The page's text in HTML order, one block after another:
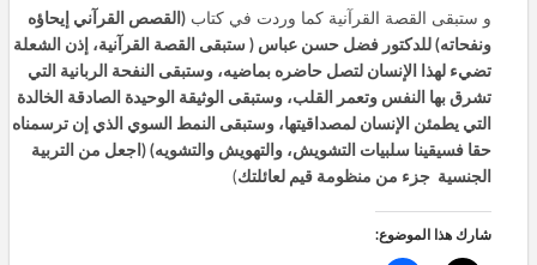
و ستبقى القصة القرآنية كما وردت في كتاب (القصص القرآني إيحاؤه
ونفحاته) للدكتور فضل حسن عباس ( ستبقى القصة القرآنية، إذن الشعلة
تضيء لهذا الإنسان لتصل حاضره بماضيه، وستبقى النفحة الربانية التي
تشرق بها النفس وتعمر القلب، وستبقى الوثيقة الوحيدة الصادقة الخالدة
التي يطمئن الإنسان لمصداقيتها، وستبقى النمط السوي الذي إن ترسمناه
حقا فسيقينا سلبيات التشويش، والتهويش والتشويه) (اجعل من التربية
الجنسية جزء من منظومة قيم لعائلتك)
شارك هذا الموضوع: